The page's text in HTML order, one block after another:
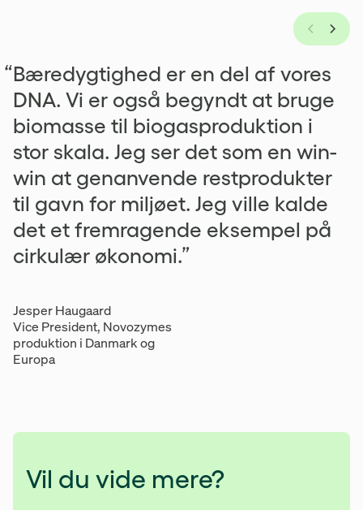
“Bæredygtighed er en del af vores
DNA. Vi er også begyndt at bruge
biomasse til biogasproduktion i
stor skala. Jeg ser det som en win-
win at genanvende restprodukter
til gavn for miljøet. Jeg ville kalde
det et fremragende eksempel på
cirkulær økonomi.”
Jesper Haugaard
Vice President, Novozymes
produktion i Danmark og
Europa
Vil du vide mere?